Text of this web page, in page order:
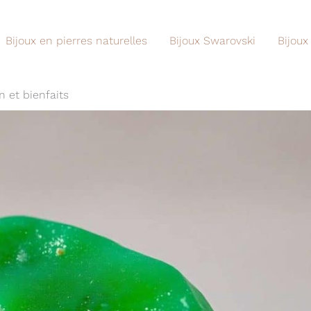
Bijoux en pierres naturelles Bijoux Swarovski Bijoux
et bienfaits